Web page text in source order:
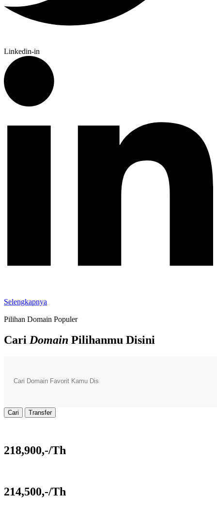
Linkedin-in
Selengkapnya
Pilihan Domain Populer
Cari Domain Pilihanmu Disini
Cari Transfer
218,900,-/Th
214,500,-/Th